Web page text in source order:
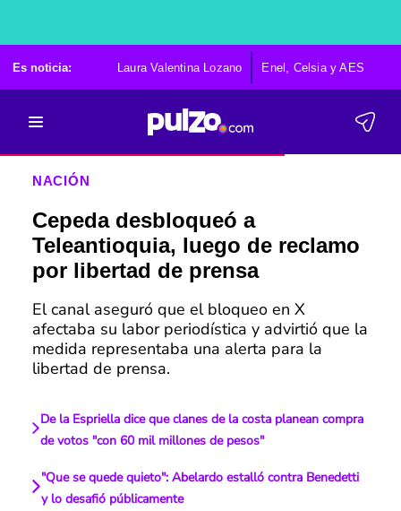
Es noticia: Laura Valentina Lozano Enel, Celsia y AES
NACIÓN
Cepeda desbloqueó a
Teleantioquia, luego de reclamo
por libertad de prensa
El canal aseguró que el bloqueo en X
afectaba su labor periodística y advirtió que la
medida representaba una alerta para la
libertad de prensa.
De la Espriella dice que clanes de la costa planean compra
de votos "con 60 mil millones de pesos"
"Que se quede quieto": Abelardo estalló contra Benedetti
y lo desafió públicamente